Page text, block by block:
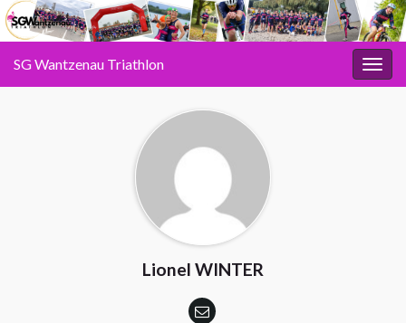
SG Wantzenau Triathlon
Lionel WINTER